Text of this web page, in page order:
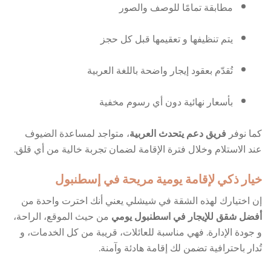
مطابقة تمامًا للوصف والصور
يتم تنظيفها و تعقيمها قبل كل حجز
تُقدّم بعقود إيجار واضحة باللغة العربية
بأسعار نهائية دون أي رسوم مخفية
كما نوفر فريق دعم يتحدث العربية، متواجد لمساعدة الضيوف
عند الاستلام وخلال فترة الإقامة لضمان تجربة خالية من أي قلق.
خيار ذكي لإقامة يومية مريحة في إسطنبول
إن اختيارك لهذه الشقة في شيشلي يعني أنك اخترت واحدة من
أفضل شقق للإيجار في اسطنبول يومي من حيث الموقع، الراحة،
و جودة الإدارة. فهي مناسبة للعائلات، قريبة من كل الخدمات، و
تُدار باحترافية تضمن لك إقامة هادئة وآمنة.